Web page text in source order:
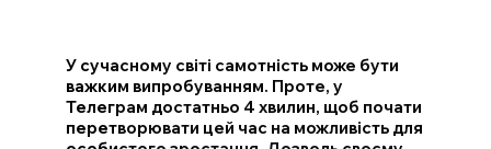
У сучасному світі самотність може бути
важким випробуванням. Проте, у
Телеграм достатньо 4 хвилин, щоб почати
перетворювати цей час на можливість для